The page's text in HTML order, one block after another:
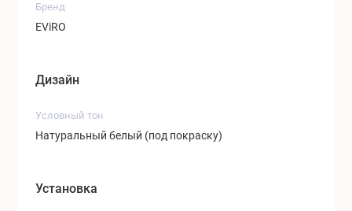
Бренд
EViRO
Дизайн
Условный тон
Натуральный белый (под покраску)
Установка